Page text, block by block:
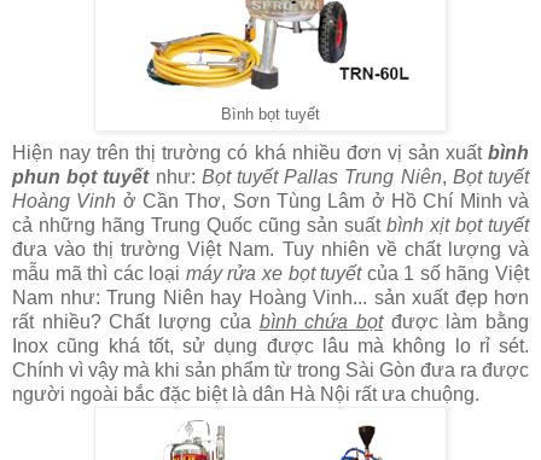
Bình bọt tuyết
Hiện nay trên thị trường có khá nhiều đơn vị sản xuất bình
phun bọt tuyếtnhư: Bọt tuyết Pallas Trung Niên, Bọt tuyết
Hoàng Vinh ở Cần Thơ, Sơn Tùng Lâm ở Hồ Chí Minh và
cả những hãng Trung Quốc cũng sản suất bình xịt bọt tuyết
đưa vào thị trường Việt Nam. Tuy nhiên về chất lượng và
mẫu mã thì các loại máy rửa xe bọt tuyếtcủa 1 số hãng Việt
Nam như: Trung Niên hay Hoàng Vinh... sản xuất đẹp hơn
rất nhiều? Chất lượng của bình chứa bọtđược làm bằng
Inox cũng khá tốt, sử dụng được lâu mà không lo rỉ sét.
Chính vì vậy mà khi sản phẩm từ trong Sài Gòn đưa ra được
người ngoài bắc đặc biệt là dân Hà Nội rất ưa chuộng.